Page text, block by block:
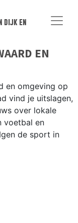
dijk en
EN
en omgeving op
vind je uitslagen,
over lokale
voetbal en
de sport in